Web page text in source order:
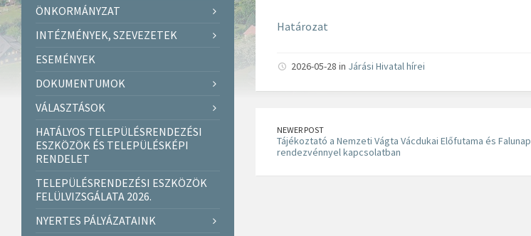
Határozat
2026-05-28 in Járási Hivatal hírei
NEWER POST
Tájékoztató a Nemzeti Vágta Vácdukai Előfutama és Falunap
rendezvénnyel kapcsolatban
ÖNKORMÁNYZAT
INTÉZMÉNYEK, SZEVEZETEK
ESEMÉNYEK
DOKUMENTUMOK
VÁLASZTÁSOK
HATÁLYOS TELEPÜLÉSRENDEZÉSI
ESZKÖZÖK ÉS TELEPÜLÉSKÉPI
RENDELET
TELEPÜLÉSRENDEZÉSI ESZKÖZÖK
FELÜLVIZSGÁLATA 2026.
NYERTES PÁLYÁZATAINK